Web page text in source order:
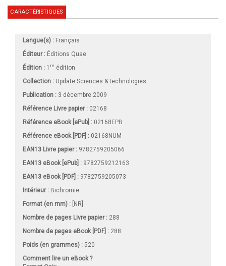
CARACTÉRISTIQUES
Langue(s) : Français
Éditeur : Éditions Quae
Édition : 1 re édition
Collection : Update Sciences & technologies
Publication : 3 décembre 2009
Référence Livre papier : 02168
Référence eBook [ePub] : 02168EPB
Référence eBook [PDF] : 02168NUM
EAN13 Livre papier : 9782759205066
EAN13 eBook [ePub] : 9782759212163
EAN13 eBook [PDF] : 9782759205073
Intérieur : Bichromie
Format (en mm) : [NR]
Nombre de pages Livre papier: 288
Nombre de pages eBook [PDF] : 288
Poids (en grammes) : 520
Comment lire un eBook ?